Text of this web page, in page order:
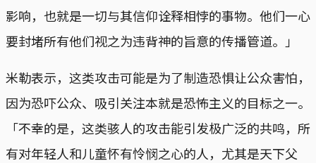
影响，也就是一切与其信仰诠释相悖的事物。他们一心
要封堵所有他们视之为违背神的旨意的传播管道。」
米勒表示，这类攻击可能是为了制造恐惧让公众害怕，
因为恐吓公众、吸引关注本就是恐怖主义的目标之一。
「不幸的是，这类骇人的攻击能引发极广泛的共鸣，所
有对年轻人和儿童怀有怜悯之心的人，尤其是天下父